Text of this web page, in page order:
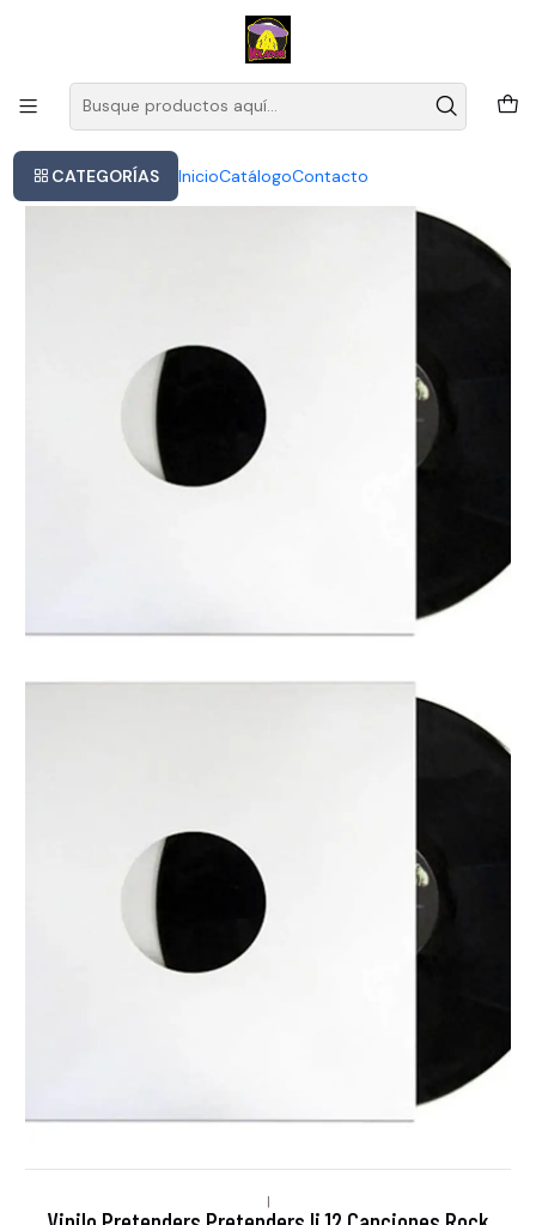
CATEGORÍAS InicioCatálogoContacto
Este es el texto del slide
Vinilo Pretenders Pretenders Ii 12 Canciones Rock Edición 40
Aniversario
|